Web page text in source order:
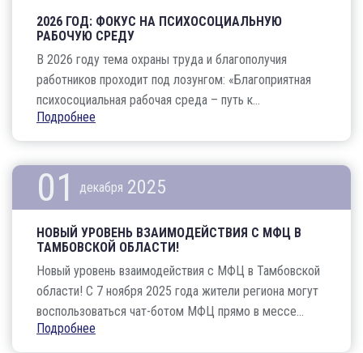
2026 ГОД: ФОКУС НА ПСИХОСОЦИАЛЬНУЮ
РАБОЧУЮ СРЕДУ
В 2026 году тема охраны труда и благополучия
работников проходит под лозунгом: «Благоприятная
психосоциальная рабочая среда – путь к...
Подробнее
01 декабря 2025
НОВЫЙ УРОВЕНЬ ВЗАИМОДЕЙСТВИЯ С МФЦ В
ТАМБОВСКОЙ ОБЛАСТИ!
Новый уровень взаимодействия с МФЦ в Тамбовской
области! С 7 ноября 2025 года жители региона могут
воспользоваться чат-ботом МФЦ прямо в мессе...
Подробнее